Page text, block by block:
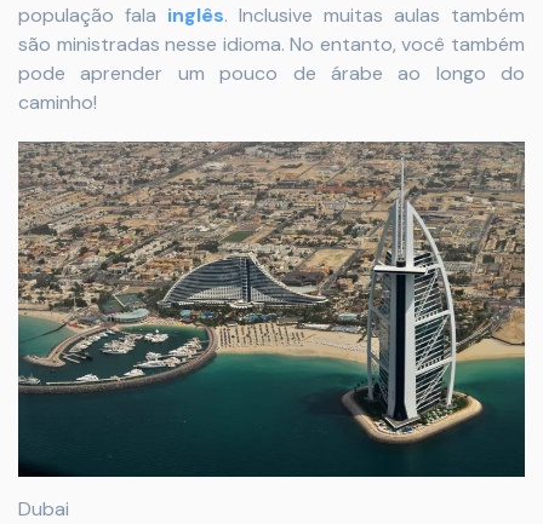
população fala inglês. Inclusive muitas aulas também
são ministradas nesse idioma. No entanto, você também
pode aprender um pouco de árabe ao longo do
caminho!
Dubai